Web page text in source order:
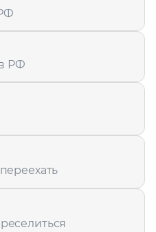
РФ
варианты
локации